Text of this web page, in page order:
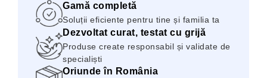
Gamă completă
Soluții eficiente pentru tine și familia ta
Dezvoltat curat, testat cu grijă
Produse create responsabil și validate de
specialiști
Oriunde în România